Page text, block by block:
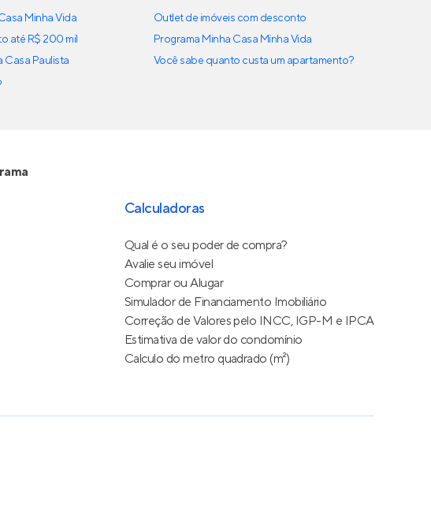
Minha Vida
até R$ 200 mil
Casa Paulista
Outlet de imóveis com desconto
Programa Minha Casa Minha Vida
Você sabe quanto custa um apartamento?
Calculadoras
Qual é o seu poder de compra?
Avalie seu imóvel
Comprar ou Alugar
Simulador de Financiamento Imobiliário
Correção de Valores pelo INCC, IGP-M e IPCA
Estimativa de valor do condomínio
Calculo do metro quadrado (m²)